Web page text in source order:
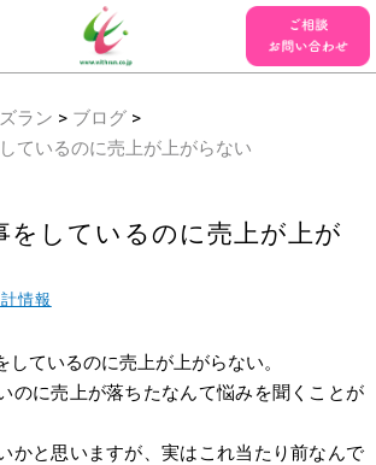
ラン > ブログ >
ているのに売上が上がらない
をしているのに売上が上が
情報
ているのに売上が上がらない。
のに売上が落ちたなんて悩みを聞くことが
かと思いますが、実はこれ当たり前なんで